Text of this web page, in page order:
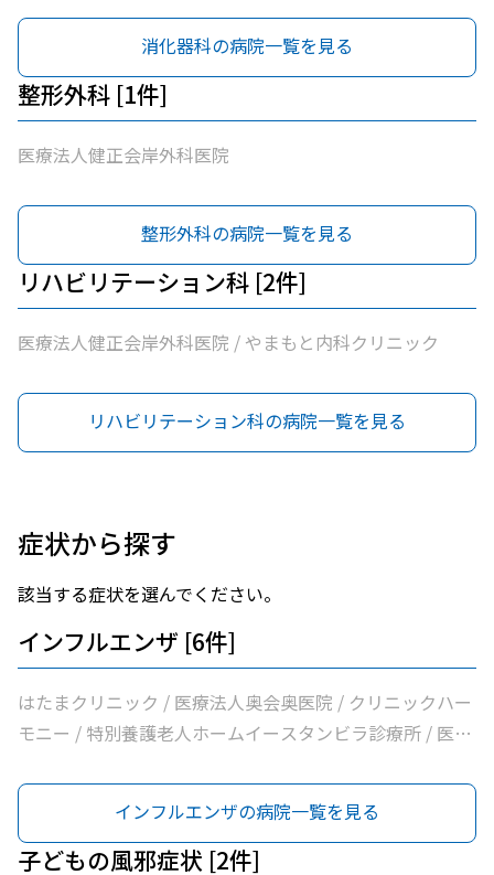
消化器科の病院一覧を見る
整形外科 [1件]
医療法人健正会岸外科医院
整形外科の病院一覧を見る
リハビリテーション科 [2件]
医療法人健正会岸外科医院 / やまもと内科クリニック
リハビリテーション科の病院一覧を見る
症状から探す
該当する症状を選んでください。
インフルエンザ [6件]
はたまクリニック / 医療法人奥会奥医院 / クリニックハー
モニー / 特別養護老人ホームイースタンビラ診療所 / 医療
インフルエンザの病院一覧を見る
子どもの風邪症状 [2件]